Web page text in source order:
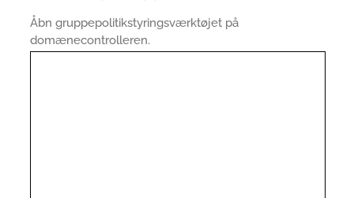
Åbn gruppepolitikstyringsværktøjet på
domænecontrolleren.